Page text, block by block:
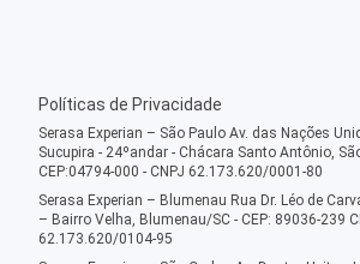
Políticas de Privacidade
Serasa Experian – São Paulo Av. das Nações
Sucupira - 24ºandar - Chácara Santo Antônio,
CEP:04794-000 - CNPJ 62.173.620/0001-80
Serasa Experian – Blumenau Rua Dr. Léo de
– Bairro Velha, Blumenau/SC - CEP: 89036-239
62.173.620/0104-95